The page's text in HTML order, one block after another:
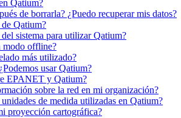
Qatium?
de borrarla? ¿Puedo recuperar mis datos?
Qatium?
sistema para utilizar Qatium?
modo offline?
más utilizado?
usar Qatium?
EPANET y Qatium?
sobre la red en mi organización?
de medida utilizadas en Qatium?
proyección cartográfica?